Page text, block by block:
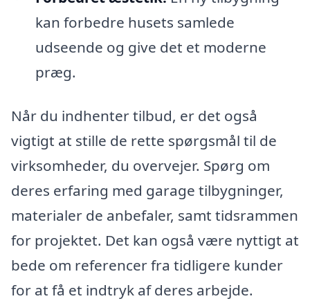
kan forbedre husets samlede
udseende og give det et moderne
præg.
Når du indhenter tilbud, er det også
vigtigt at stille de rette spørgsmål til de
virksomheder, du overvejer. Spørg om
deres erfaring med garage tilbygninger,
materialer de anbefaler, samt tidsrammen
for projektet. Det kan også være nyttigt at
bede om referencer fra tidligere kunder
for at få et indtryk af deres arbejde.